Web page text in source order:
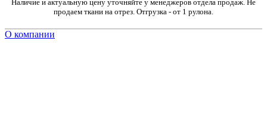
Наличие и актуальную цену уточняйте у менеджеров отдела продаж. Не
продаем ткани на отрез. Отгрузка - от 1 рулона.
О компании